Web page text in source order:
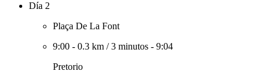
Día 2
Plaça De La Font
9:00 - 0.3 km /3 minutos - 9:04
Pretorio